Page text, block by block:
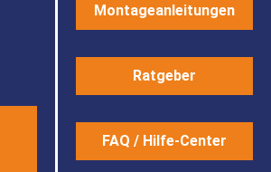
Montageanleitungen
Ratgeber
FAQ / Hilfe-Center